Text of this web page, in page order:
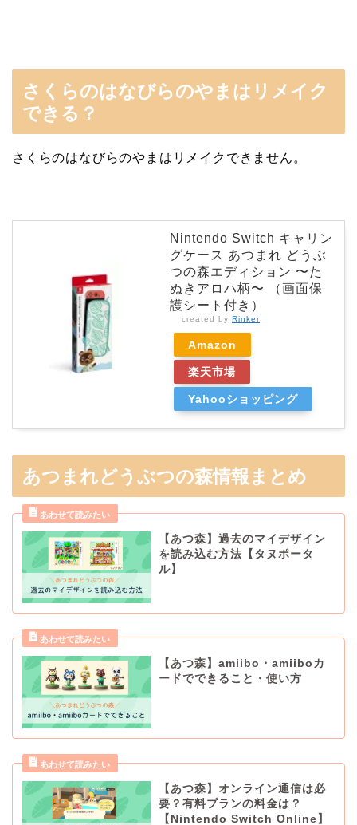
さくらのはなびらのやまはリメイク
できる？
さくらのはなびらのやまはリメイクできません。
Nintendo Switch キャリン
グケース あつまれ どうぶ
つの森エディション 〜た
ぬきアロハ柄〜 （画面保
護シート付き）
created by Rinker
Amazon
楽天市場
Yahooショッピング
あつまれどうぶつの森情報まとめ
【あつ森】過去のマイデザイン
を読み込む方法【タヌポータ
ル】
【あつ森】amiibo・amiiboカ
ードでできること・使い方
【あつ森】オンライン通信は必
要？有料プランの料金は？
【Nintendo Switch Online】